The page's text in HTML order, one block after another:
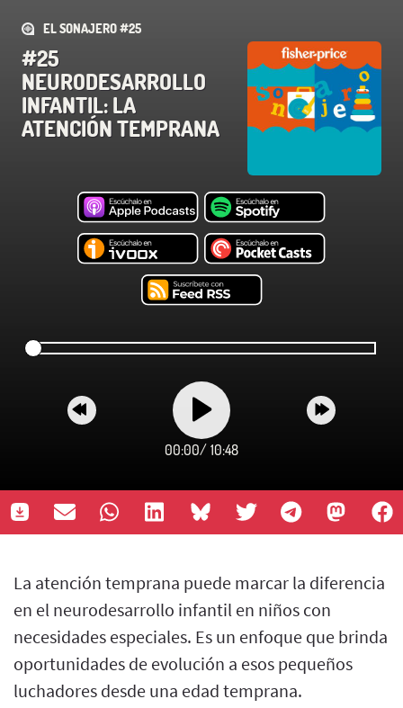
EL SONAJERO #25
#25
NEURODESARROLLO
INFANTIL: LA
ATENCIÓN TEMPRANA
00:00/ 10:48
La atención temprana puede marcar la diferencia
en el neurodesarrollo infantil en niños con
necesidades especiales. Es un enfoque que brinda
oportunidades de evolución a esos pequeños
luchadores desde una edad temprana.